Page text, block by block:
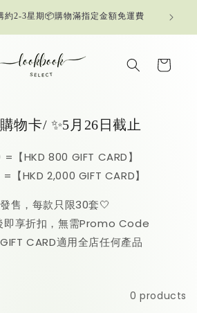
約2-3星期📦購物滿指定金額免運費
Cart
物卡/ ✨5月26日截止
【HKD 800 GIFT CARD】
【HKD 2,000 GIFT CARD】
售，每款只限30套🤍
即享折扣，無需Promo Code
CARD適用全店任何產品
0 products